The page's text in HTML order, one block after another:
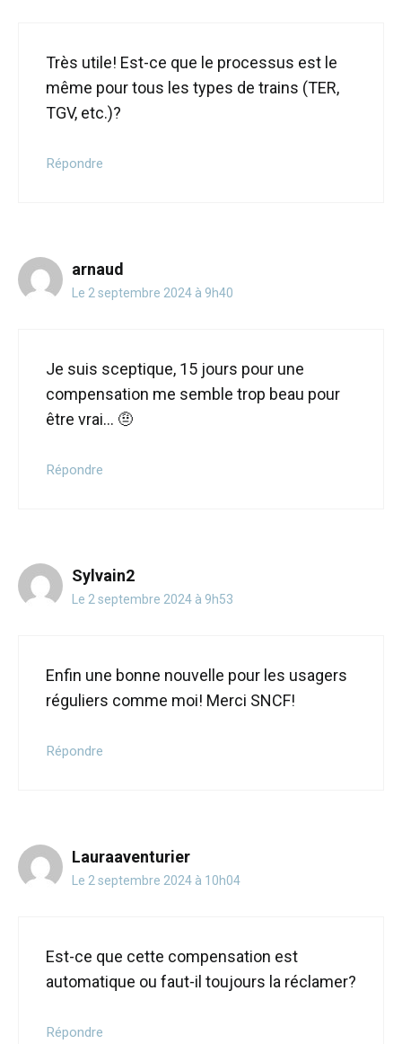
Très utile! Est-ce que le processus est le
même pour tous les types de trains (TER,
TGV, etc.)?
Répondre
arnaud
Le 2 septembre 2024 à 9h40
Je suis sceptique, 15 jours pour une
compensation me semble trop beau pour
être vrai… 🤨
Répondre
Sylvain2
Le 2 septembre 2024 à 9h53
Enfin une bonne nouvelle pour les usagers
réguliers comme moi! Merci SNCF!
Répondre
Lauraaventurier
Le 2 septembre 2024 à 10h04
Est-ce que cette compensation est
automatique ou faut-il toujours la réclamer?
Répondre